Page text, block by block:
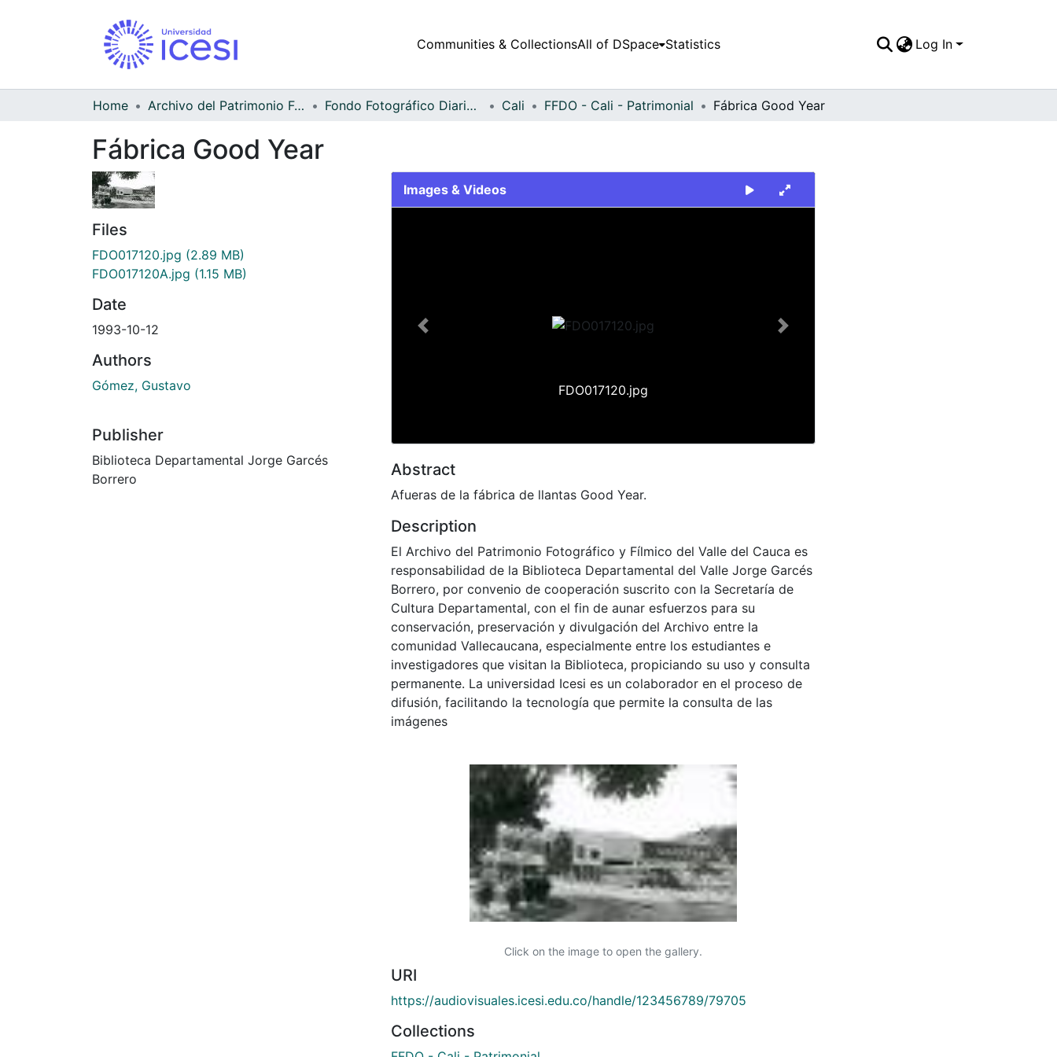
Communities & CollectionsAll of DSpace Statistics Log In
Home Archivo del Patrimonio Fotográfico y Fílmico del Valle del Cauca Fondo Fotográfico Diario Occidente Cali FFDO - Cali - Patrimonial Fábrica Good Year
Fábrica Good Year
Files
FDO017120.jpg (2.89 MB)
FDO017120A.jpg (1.15 MB)
Date
1993-10-12
Authors
Gómez, Gustavo
Publisher
Biblioteca Departamental Jorge Garcés
Borrero
Images & Videos
FDO017120.jpg
Previous Next
Abstract
Afueras de la fábrica de llantas Good Year.
Description
El Archivo del Patrimonio Fotográfico y Fílmico del Valle del Cauca es
responsabilidad de la Biblioteca Departamental del Valle Jorge Garcés
Borrero, por convenio de cooperación suscrito con la Secretaría de
Cultura Departamental, con el fin de aunar esfuerzos para su
conservación, preservación y divulgación del Archivo entre la
comunidad Vallecaucana, especialmente entre los estudiantes e
investigadores que visitan la Biblioteca, propiciando su uso y consulta
permanente. La universidad Icesi es un colaborador en el proceso de
difusión, facilitando la tecnología que permite la consulta de las
imágenes
Click on the image to open the gallery.
URI
https://audiovisuales.icesi.edu.co/handle/123456789/79705
Collections